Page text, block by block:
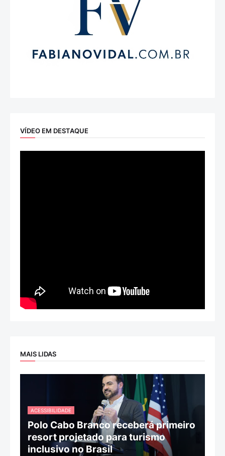
VÍDEO EM DESTAQUE
MAIS LIDAS
ACESSIBILIDADE
Polo Cabo Branco receberá primeiro
resort projetado para turismo
inclusivo no Brasil